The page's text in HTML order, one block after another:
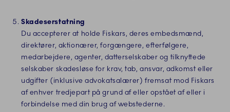
Skadeserstatning
Du accepterer at holde Fiskars, deres embedsmænd,
direktører, aktionærer, forgængere, efterfølgere,
medarbejdere, agenter, datterselskaber og tilknyttede
selskaber skadesløse for krav, tab, ansvar, adkomst eller
udgifter (inklusive advokatsalærer) fremsat mod Fiskars
af enhver tredjepart på grund af eller opstået af eller i
forbindelse med din brug af webstederne.